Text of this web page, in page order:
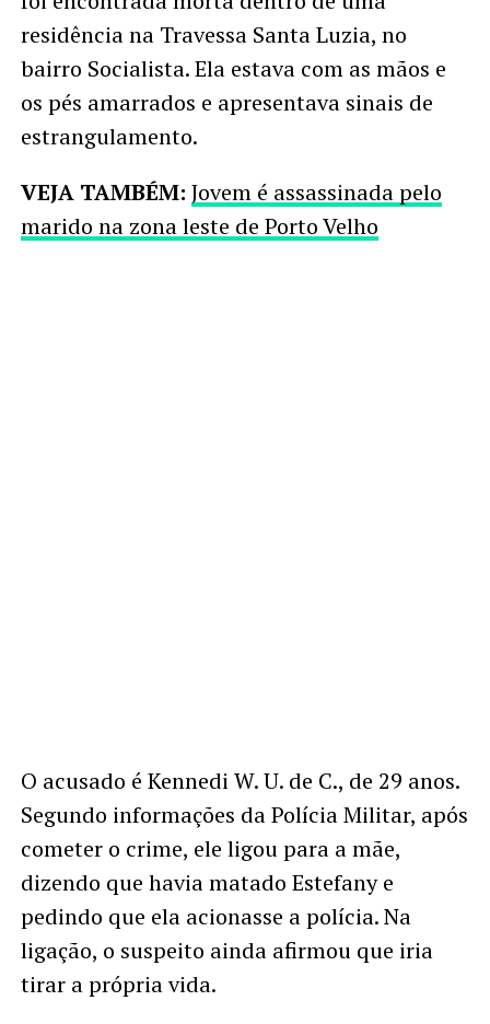
residência na Travessa Santa Luzia, no
bairro Socialista. Ela estava com as mãos e
os pés amarrados e apresentava sinais de
estrangulamento.
VEJA TAMBÉM: Jovem é assassinada pelo
marido na zona leste de Porto Velho
O acusado é Kennedi W. U. de C., de 29 anos.
Segundo informações da Polícia Militar, após
cometer o crime, ele ligou para a mãe,
dizendo que havia matado Estefany e
pedindo que ela acionasse a polícia. Na
ligação, o suspeito ainda afirmou que iria
tirar a própria vida.